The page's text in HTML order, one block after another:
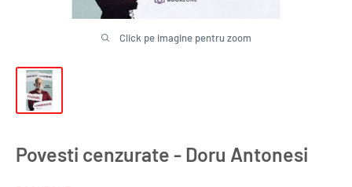
Click pe imagine pentru zoom
Povesti cenzurate - Doru Antonesi